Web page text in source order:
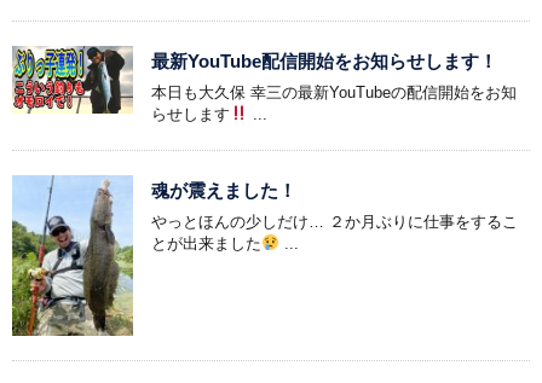
最新YouTube配信開始をお知らせします！
本日も大久保 幸三の最新YouTubeの配信開始をお知
らせします
魂が震えました！
やっとほんの少しだけ… ２か月ぶりに仕事をするこ
とが出来ました